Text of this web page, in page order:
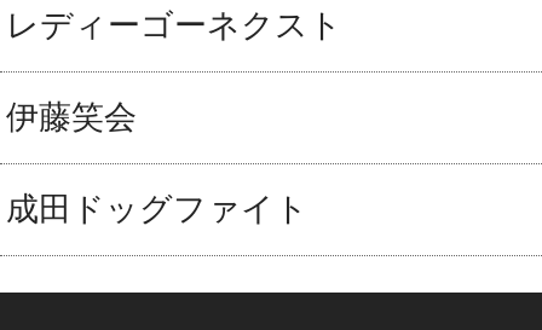
レディーゴーネクスト
伊藤笑会
成田ドッグファイト